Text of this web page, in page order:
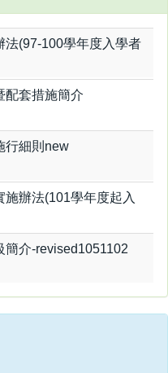
法(97-100學年度入學者
配套措施簡介
行細則new
辦法(101學年度起入
簡介-revised1051102